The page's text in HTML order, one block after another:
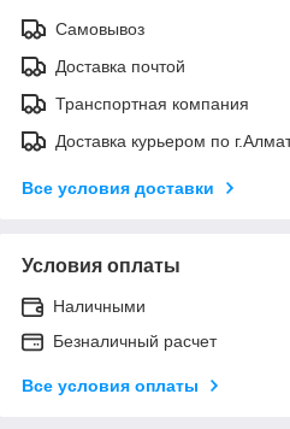
Самовывоз
Доставка почтой
Транспортная компания
Доставка курьером по
Все условия доставки
Условия оплаты
Наличными
Безналичный расчет
Все условия оплаты